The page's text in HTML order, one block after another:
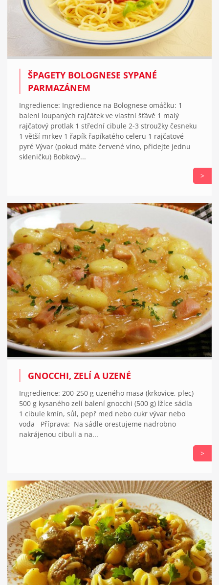
ŠPAGETY BOLOGNESE SYPANÉ
PARMAZÁNEM
Ingredience: Ingredience na Bolognese omáčku: 1
balení loupaných rajčátek ve vlastní šťávě 1 malý
rajčatový protlak 1 střední cibule 2-3 stroužky česneku
1 větší mrkev 1 řapík řapíkatého celeru 1 rajčatové
pyré Vývar (pokud máte červené víno, přidejte jednu
skleničku) Bobkový...
>
GNOCCHI, ZELÍ A UZENÉ
Ingredience: 200-250 g uzeného masa (krkovice, plec)
500 g kysaného zelí balení gnocchi (500 g) lžíce sádla
1 cibule kmín, sůl, pepř med nebo cukr vývar nebo
voda Příprava: Na sádle orestujeme nadrobno
nakrájenou cibuli a na...
>